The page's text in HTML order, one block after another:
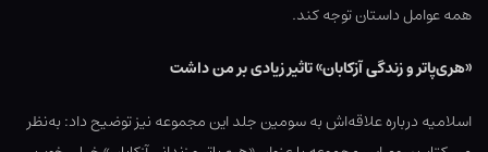
همه عوامل داستان توجه کند.
«هری‌پاتر و زندگی آزکابان» تاثیر زیادی بر من داشت
اسلامیه درباره علاقه‌اش به سومین جلد این مجموعه نیز توضیح داد: به‌نظر